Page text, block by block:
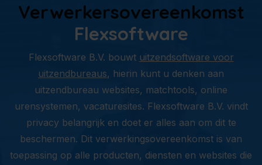
Verwerkersovereenkomst
Flexsoftware
Flexsoftware B.V. bouwt uitzendsoftware voor
uitzendbureaus, hierin kunt u denken aan
uitzendbureau websites, matchtools, online
urensystemen, vacaturesites. Flexsoftware B.V. vindt
privacy belangrijk en doet er alles aan om dit te
beschermen. Dit verwerkingsovereenkomst is van
toepassing op alle producten, diensten en websites die